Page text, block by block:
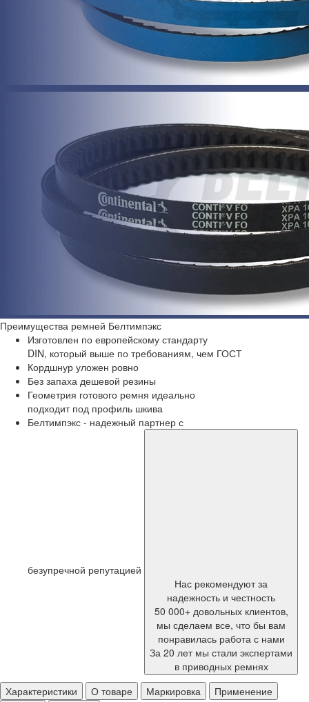
Преимущества ремней Белтимпэкс
Изготовлен по европейскому стандарту
DIN, который выше по требованиям, чем ГОСТ
Кордшнур уложен ровно
Без запаха дешевой резины
Геометрия готового ремня идеально
подходит под профиль шкива
Белтимпэкс - надежный партнер с
безупречной репутацией
Нас рекомендуют за
надежность и честность
50 000+ довольных клиентов,
мы сделаем все, что бы вам
понравилась работа с нами
За 20 лет мы стали экспертами
в приводных ремнях
Характеристики
О товаре Маркировка Применение